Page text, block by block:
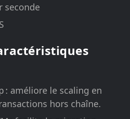
seconde
: améliore le scaling en
hors chaîne.